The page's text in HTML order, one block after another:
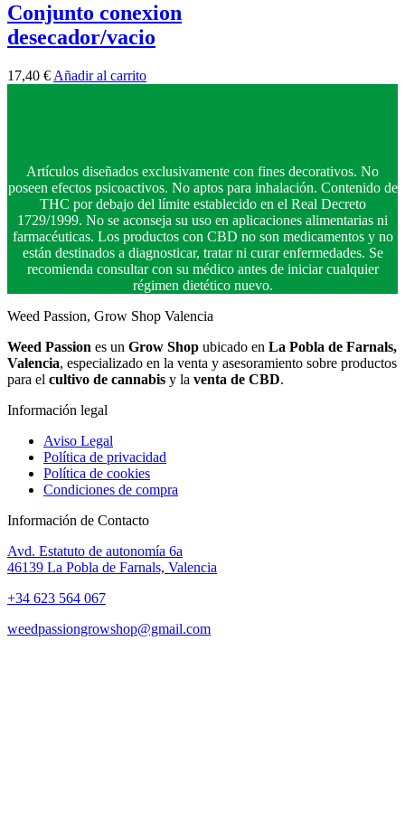
Conjunto conexion
desecador/vacio
17,40 € Añadir al carrito
Artículos diseñados exclusivamente con fines decorativos. No
poseen efectos psicoactivos. No aptos para inhalación. Contenido de
THC por debajo del límite establecido en el Real Decreto
1729/1999. No se aconseja su uso en aplicaciones alimentarias ni
farmacéuticas. Los productos con CBD no son medicamentos y no
están destinados a diagnosticar, tratar ni curar enfermedades. Se
recomienda consultar con su médico antes de iniciar cualquier
régimen dietético nuevo.
Weed Passion, Grow Shop Valencia
Weed Passion es un Grow Shop ubicado en La Pobla de Farnals,
Valencia, especializado en la venta y asesoramiento sobre productos
para el cultivo de cannabis y la venta de CBD.
Información legal
Aviso Legal
Política de privacidad
Política de cookies
Condiciones de compra
Información de Contacto
Avd. Estatuto de autonomía 6a
46139 La Pobla de Farnals, Valencia
+34 623 564 067
weedpassiongrowshop@gmail.com